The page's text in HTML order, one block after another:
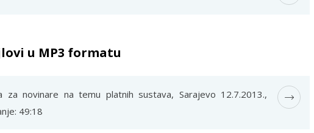
u MP3 formatu
za novinare na temu platnih sustava, Sarajevo 12.7.2013.,
49:18